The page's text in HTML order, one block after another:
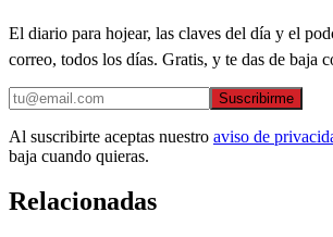
El diario para hojear, las claves del día y el
correo, todos los días. Gratis, y te das de baja
Suscribirme
Al suscribirte aceptas nuestro aviso de
baja cuando quieras.
Relacionadas